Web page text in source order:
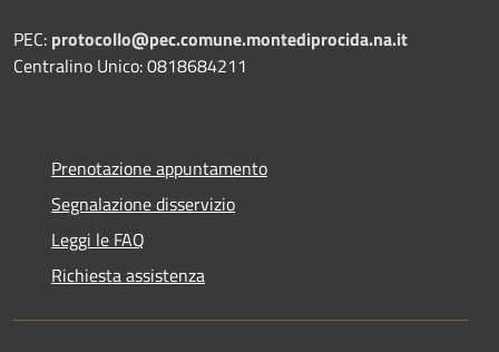
PEC: protocollo@pec.comune.montediprocida.na.it
Centralino Unico:0818684211
Prenotazione appuntamento
Segnalazione disservizio
Leggi le FAQ
Richiesta assistenza